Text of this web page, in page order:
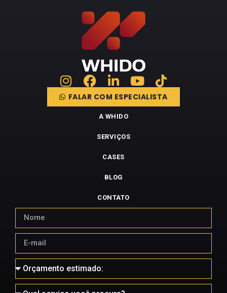
FALAR COM ESPECIALISTA
A WHIDO
SERVIÇOS
CASES
BLOG
CONTATO